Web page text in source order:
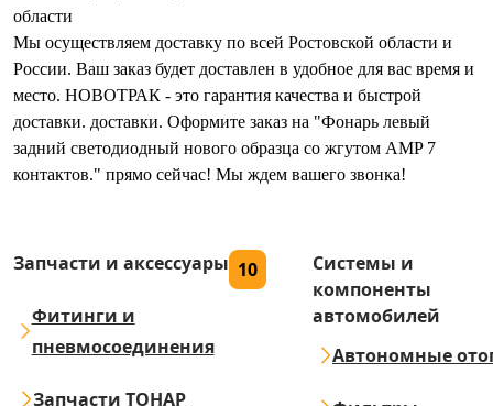
области
Мы осуществляем доставку по всей Ростовской области и
России. Ваш заказ будет доставлен в удобное для вас время и
место. НОВОТРАК - это гарантия качества и быстрой
доставки. доставки. Оформите заказ на "Фонарь левый
задний светодиодный нового образца со жгутом AMP 7
контактов." прямо сейчас! Мы ждем вашего звонка!
Запчасти и аксессуары 10
Фитинги и
пневмосоединения
Запчасти ТОНАР
Системы и
компоненты
автомобилей
Автономные